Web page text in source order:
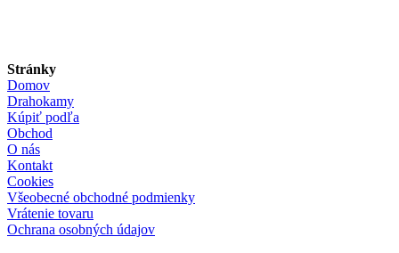
Stránky
Domov
Drahokamy
Kúpiť podľa
Obchod
O nás
Kontakt
Cookies
Všeobecné obchodné podmienky
Vrátenie tovaru
Ochrana osobných údajov